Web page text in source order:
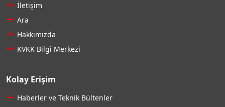
İletişim
Ara
Hakkımızda
KVKK Bilgi Merkezi
Kolay Erişim
Haberler ve Teknik Bültenler